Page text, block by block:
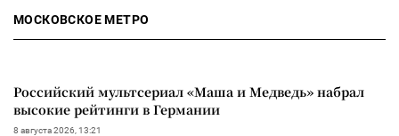
МОСКОВСКОЕ МЕТРО
Российский мультсериал «Маша и Медведь» набрал
высокие рейтинги в Германии
8 августа 2026, 13:21